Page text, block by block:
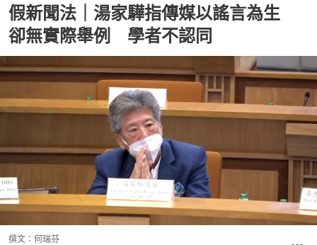
假新聞法｜湯家驊指傳媒以謠言為生
卻無實際舉例 學者不認同
撰文： 何瑞芬